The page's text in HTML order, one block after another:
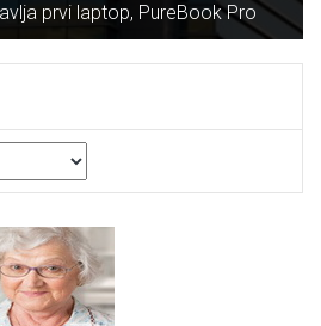
prvi laptop, PureBook Pro